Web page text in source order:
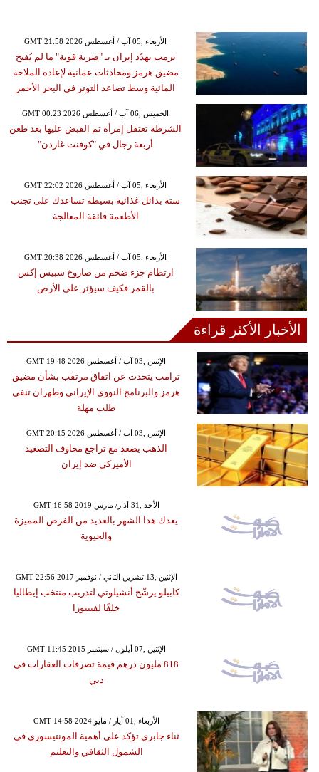
GMT 21:58 2026 الأربعاء ,05 آب / أغسطس
ترمب يهدّد إيران بـ "ضربة قوية" ما لم يُفتح
مضيق هرمز ومحادثات عمانية لإعادة الملاحة
المائية وسط تصاعد التوتر في البحر الأحمر
GMT 00:23 2026 الخميس ,06 آب / أغسطس
الشرطة تعتقل إمرأة تم القبض عليها بعد طعن
أربعة رجال في "كوفنت غاردن"
GMT 22:02 2026 الأربعاء ,05 آب / أغسطس
ستة بدائل غذائية بسيطة تساعدك على تجنب
الأطعمة فائقة المعالجة
GMT 20:38 2026 الأربعاء ,05 آب / أغسطس
ارتطام جزء ضخم من صاروخ سبيس إكس
بالقمر فكيف سيؤثر على الأرض
الأخبار الأكثر قراءة
GMT 19:48 2026 الإثنين ,03 آب / أغسطس
ترامب يتحدث عن اتفاق مرتقب بشأن مضيق
هرمز والبرنامج النووي الإيراني وطهران تنفي
طلب مهلة
GMT 20:15 2026 الإثنين ,03 آب / أغسطس
الذهب يصعد مع تراجع مخاوف التصعيد
الأميركي ضد إيران
GMT 16:58 2019 الأحد ,31 آذار/ مارس
يعدك هذا الشهر بالعديد من الفرص المميزة
والحيوية
GMT 22:56 2017 الإثنين ,13 تشرين الثاني / نوفمبر
كابيلو يرشّح أنشيلوتي لتدريب منتخب إيطاليا
خلفًا لفينتورا
GMT 11:45 2015 الإثنين ,07 أيلول / سبتمبر
818 مليون درهم قيمة تصرفات العقارات في
دبي
GMT 14:58 2024 الأربعاء ,01 أيار / مايو
ثناء جابري تؤكد على أهمية المونتيسوري في
الشمول الثقافي والتعليم